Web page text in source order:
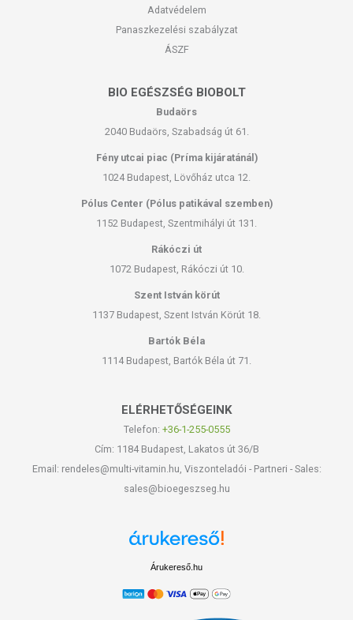
Adatvédelem
Panaszkezelési szabályzat
ÁSZF
BIO EGÉSZSÉG BIOBOLT
Budaörs
2040 Budaörs, Szabadság út 61.
Fény utcai piac (Príma kijáratánál)
1024 Budapest, Lövőház utca 12.
Pólus Center (Pólus patikával szemben)
1152 Budapest, Szentmihályi út 131.
Rákóczi út
1072 Budapest, Rákóczi út 10.
Szent István körút
1137 Budapest, Szent István Körút 18.
Bartók Béla
1114 Budapest, Bartók Béla út 71.
ELÉRHETŐSÉGEINK
Telefon: +36-1-255-0555
Cím: 1184 Budapest, Lakatos út 36/B
Email: rendeles@multi-vitamin.hu, Viszonteladói - Partneri - Sales:
sales@bioegeszseg.hu
Árukereső.hu